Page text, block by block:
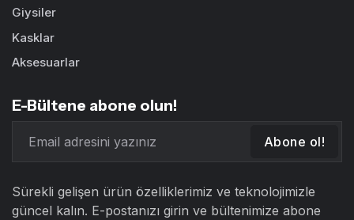
Giysiler
Kasklar
Aksesuarlar
E-Bültene abone olun!
Abone ol!
Sürekli gelişen ürün özelliklerimiz ve teknolojimizle
güncel kalın. E-postanızı girin ve bültenimize abone